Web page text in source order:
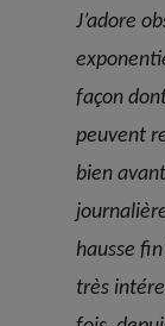
J’adore
façon
peuvent
bien
hausse
très